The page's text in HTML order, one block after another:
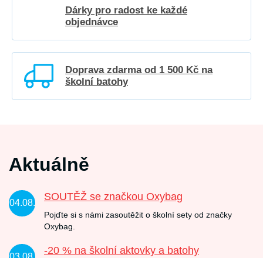
Dárky pro radost ke každé
objednávce
Doprava zdarma od 1 500 Kč na
školní batohy
Aktuálně
04.08.
SOUTĚŽ se značkou Oxybag
Pojďte si s námi zasoutěžit o školní sety od značky
Oxybag.
-20 % na školní aktovky a batohy